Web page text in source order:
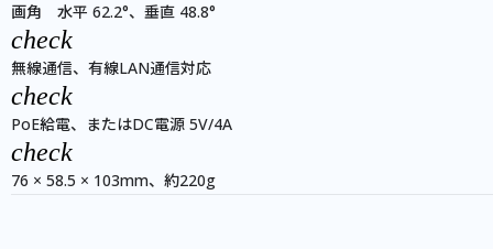
画角 水平 62.2°、垂直 48.8°
check
無線通信、有線LAN通信対応
check
PoE給電、またはDC電源 5V/4A
check
76 × 58.5 × 103mm、約220g